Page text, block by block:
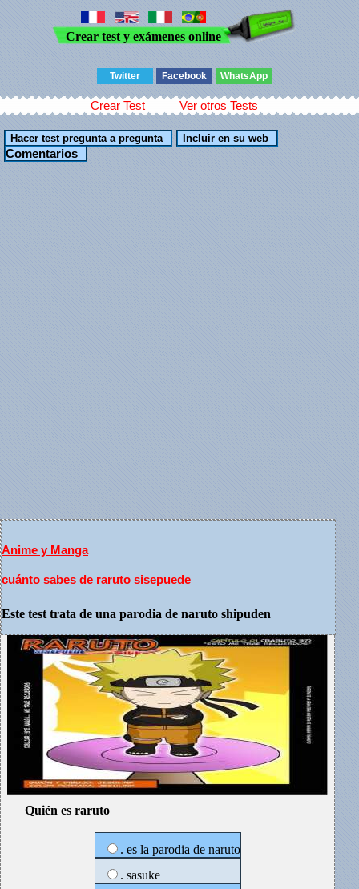
Crear test y exámenes online
Twitter Facebook WhatsApp
Crear Test Ver otros Tests
Comentarios
Anime y Manga
cuánto sabes de raruto sisepuede
Este test trata de una parodia de naruto shipuden
Quién es raruto
. es la parodia de naruto
. sasuke